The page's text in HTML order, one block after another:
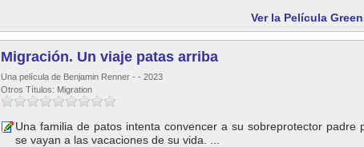
Ver la Película
Migración. Un viaje patas arriba
Una película de Benjamin Renner - - 2023
Otros Títulos: Migration
Una familia de patos intenta convencer a su sobreprotector padre
se vayan a las vacaciones de su vida. ...